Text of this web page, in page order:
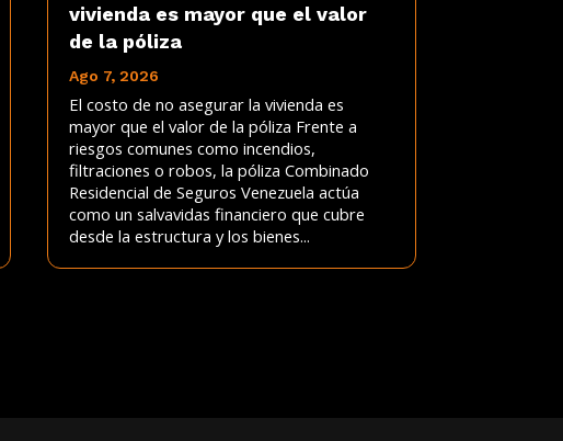
vivienda es mayor que el valor
de la póliza
Ago 7, 2026
El costo de no asegurar la vivienda es
mayor que el valor de la póliza Frente a
riesgos comunes como incendios,
filtraciones o robos, la póliza Combinado
Residencial de Seguros Venezuela actúa
como un salvavidas financiero que cubre
desde la estructura y los bienes...